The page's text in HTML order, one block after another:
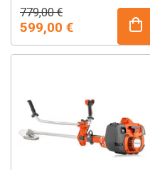
koneelta monipuolisuutta
ja tehoa. Sisältää Balance
35 -valjaat sekä
raivausterän, kolmioterän
779,00€
Alkuperäinen
hinta
779,00 €.
599,00 €
Nykyinen
hinta
599,00 €.